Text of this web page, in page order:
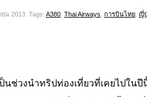
น 2013. Tags: A380 Thai Airways การบินไทย ญี่
นช่วงนำทริปท่องเที่ยวที่เคยไปใน